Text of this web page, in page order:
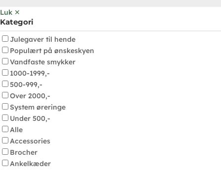
Luk ✕
Kategori
Julegaver til hende
Populært på ønskeskyen
Vandfaste smykker
1000-1999,-
500-999,-
Over 2000,-
System øreringe
Under 500,-
Alle
Accessories
Brocher
Ankelkæder